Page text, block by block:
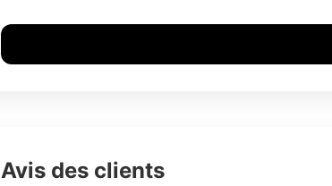
Avis des clients